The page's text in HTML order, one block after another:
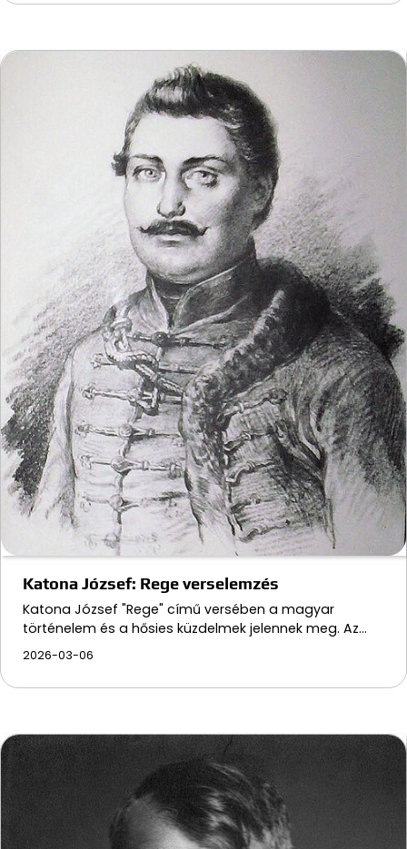
Katona József: Rege verselemzés
Katona József "Rege" című versében a magyar
történelem és a hősies küzdelmek jelennek meg. Az…
2026-03-06